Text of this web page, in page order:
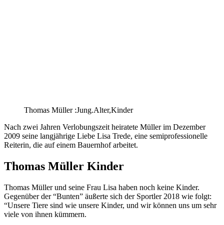
Thomas Müller :Jung.Alter,Kinder
Nach zwei Jahren Verlobungszeit heiratete Müller im Dezember
2009 seine langjährige Liebe Lisa Trede, eine semiprofessionelle
Reiterin, die auf einem Bauernhof arbeitet.
Thomas Müller Kinder
Thomas Müller und seine Frau Lisa haben noch keine Kinder.
Gegenüber der “Bunten” äußerte sich der Sportler 2018 wie folgt:
“Unsere Tiere sind wie unsere Kinder, und wir können uns um sehr
viele von ihnen kümmern.